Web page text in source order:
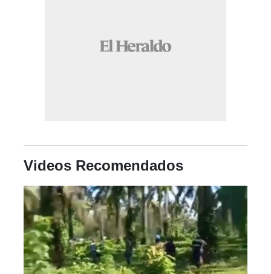
Videos Recomendados